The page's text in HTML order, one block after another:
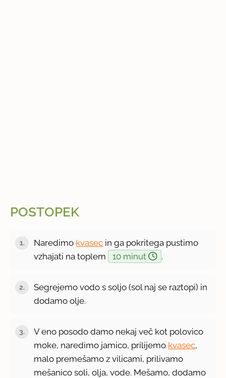
POSTOPEK
1. Naredimo kvasec in ga pokritega pustimo
vzhajati na toplem
10 minut .
2.
Segrejemo vodo s soljo (sol naj se raztopi) in
dodamo olje.
3.
V eno posodo damo nekaj več kot polovico
moke, naredimo jamico, prilijemo kvasec,
malo premešamo z vilicami, prilivamo
mešanico soli, olja, vode. Mešamo, dodamo